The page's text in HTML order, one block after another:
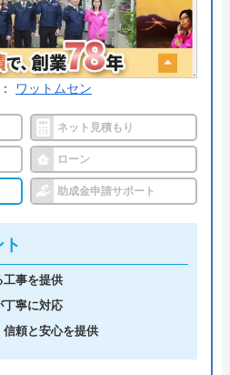
サイトで
細を見る
話で相談する
610-634
： 9:00～19:00
の基本情報
社オガワ
成
年7月創業
8483
京都市下京区西堀川仏光寺下ル
ワットムセン
ネット見積もり
ローン
助成金申請サポート
工事を提供
丁寧に対応
頼と安心を提供